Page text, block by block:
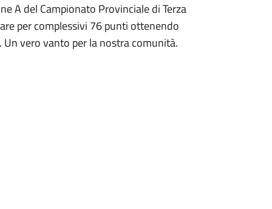
A del Campionato Provinciale di Terza
per complessivi 76 punti ottenendo
vero vanto per la nostra comunità.